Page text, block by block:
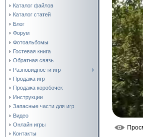
Каталог файлов
Каталог статей
Блог
Форум
Фотоальбомы
Гостевая книга
Обратная связь
Разновидности игр
Продажа игр
Продажа коробочек
Инструкции
Запасные части для игр
Видео
Онлайн игры
Контакты